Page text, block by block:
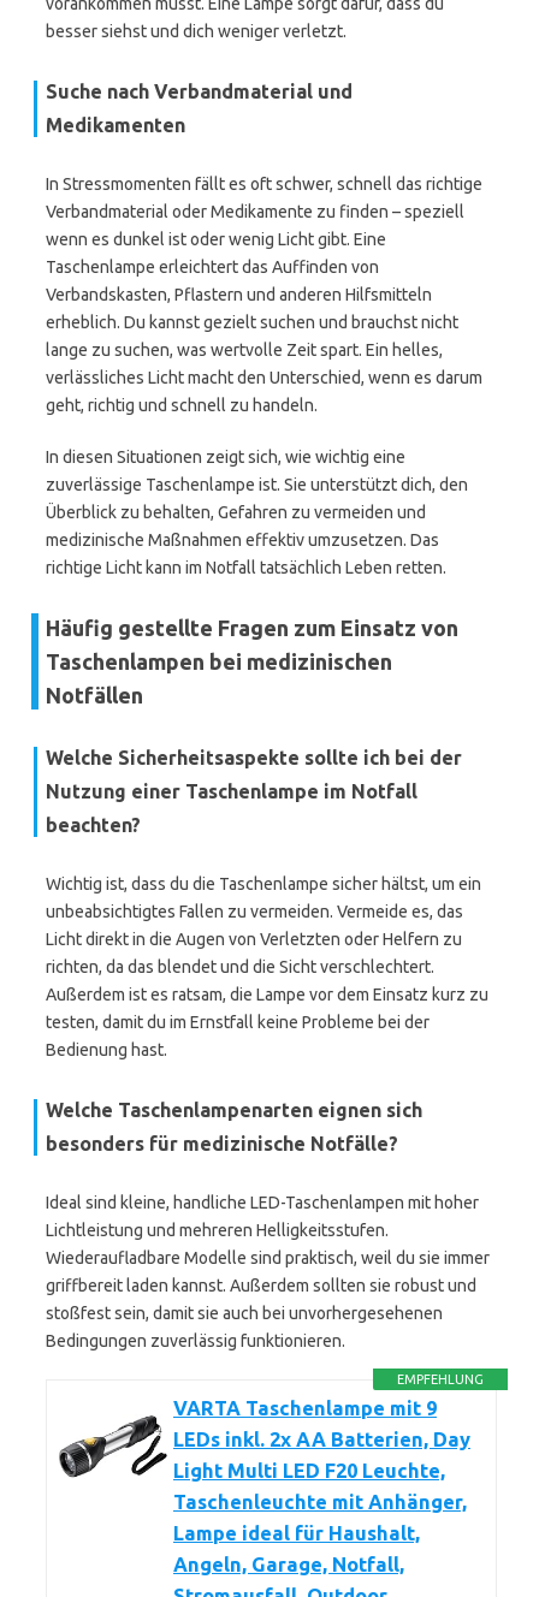
besser siehst und dich weniger verletzt.
Suche nach Verbandmaterial und
Medikamenten
In Stressmomenten fällt es oft schwer, schnell das richtige
Verbandmaterial oder Medikamente zu finden – speziell
wenn es dunkel ist oder wenig Licht gibt. Eine
Taschenlampe erleichtert das Auffinden von
Verbandskasten, Pflastern und anderen Hilfsmitteln
erheblich. Du kannst gezielt suchen und brauchst nicht
lange zu suchen, was wertvolle Zeit spart. Ein helles,
verlässliches Licht macht den Unterschied, wenn es darum
geht, richtig und schnell zu handeln.
In diesen Situationen zeigt sich, wie wichtig eine
zuverlässige Taschenlampe ist. Sie unterstützt dich, den
Überblick zu behalten, Gefahren zu vermeiden und
medizinische Maßnahmen effektiv umzusetzen. Das
richtige Licht kann im Notfall tatsächlich Leben retten.
Häufig gestellte Fragen zum Einsatz von
Taschenlampen bei medizinischen
Notfällen
Welche Sicherheitsaspekte sollte ich bei der
Nutzung einer Taschenlampe im Notfall
beachten?
Wichtig ist, dass du die Taschenlampe sicher hältst, um ein
unbeabsichtigtes Fallen zu vermeiden. Vermeide es, das
Licht direkt in die Augen von Verletzten oder Helfern zu
richten, da das blendet und die Sicht verschlechtert.
Außerdem ist es ratsam, die Lampe vor dem Einsatz kurz zu
testen, damit du im Ernstfall keine Probleme bei der
Bedienung hast.
Welche Taschenlampenarten eignen sich
besonders für medizinische Notfälle?
Ideal sind kleine, handliche LED-Taschenlampen mit hoher
Lichtleistung und mehreren Helligkeitsstufen.
Wiederaufladbare Modelle sind praktisch, weil du sie immer
griffbereit laden kannst. Außerdem sollten sie robust und
stoßfest sein, damit sie auch bei unvorhergesehenen
Bedingungen zuverlässig funktionieren.
EMPFEHLUNG
VARTA Taschenlampe mit 9
LEDs inkl. 2x AA Batterien, Day
Light Multi LED F20 Leuchte,
Taschenleuchte mit Anhänger,
Lampe ideal für Haushalt,
Angeln, Garage, Notfall,